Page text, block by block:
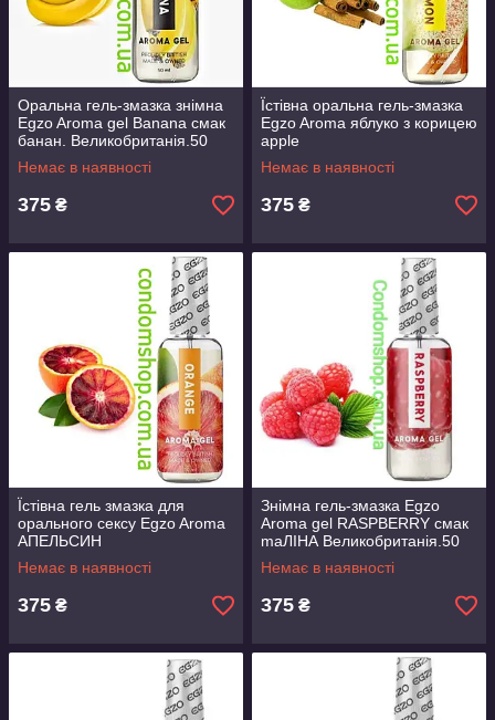
Оральна гель-змазка знімна
Egzo Aroma gel Banana смак
банан. Великобританія.50
мл.ПРЕМІУМ БРЕНД
Немає в наявності
375 ₴
Їстівна оральна гель-змазка
Egzo Aroma яблуко з корицею
apple
cinnamon.Великобританія.50
мл.Преміум бренд!
Немає в наявності
375 ₴
Їстівна гель змазка для
орального сексу Egzo Aroma
АПЕЛЬСИН
orange.Великобритантя.50
МЛ.ПРЕМІУМ!!!
Немає в наявності
375 ₴
Знімна гель-змазка Egzo
Aroma gel RASPBERRY смак
maЛІНА Великобританія.50
мл.ПРЕМІУМ БРЕНД
Немає в наявності
375 ₴